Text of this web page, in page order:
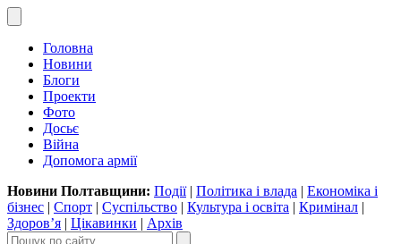
Головна
Новини
Блоги
Проекти
Фото
Досьє
Війна
Допомога армії
Новини Полтавщини: Події| Політика і влада | Економіка і
бізнес | Спорт | Суспільство | Культура і освіта | Кримінал |
Здоров’я | Цікавинки | Архів